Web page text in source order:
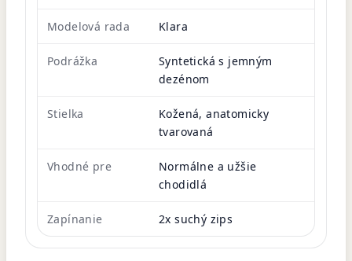
Modelová rada Klara
Podrážka
Syntetická s jemným
dezénom
Stielka
Kožená, anatomicky
tvarovaná
Vhodné pre
Normálne a užšie
chodidlá
Zapínanie 2x suchý zips